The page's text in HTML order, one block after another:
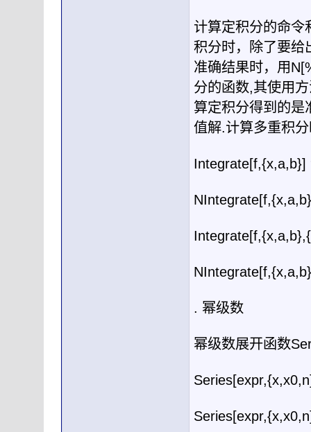
计算定积分的命令
积分时，除了要给
准确结果时，用
分的函数,其使用
算定积分得到的是
值解.计算多重积
Integrate[f,{x,a,b}]
. 幂级数
幂级数展开函数